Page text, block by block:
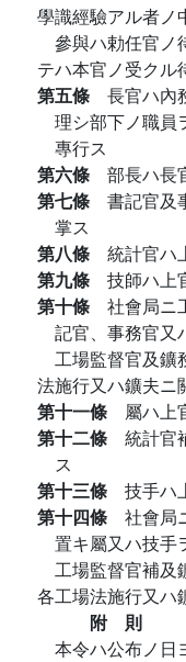
學識經驗アル者ノ
參與ハ勅任官ノ
テハ本官ノ受クル
第五條 長官ハ內
理シ部下ノ職員
專行ス
第六條 部長ハ長
第七條 書記官及
掌ス
第八條 統計官ハ
第九條 技師ハ上
第十條 社會局ニ
記官、事務官又
工場監督官及鑛
法施行又ハ鑛夫ニ
第十一條 屬ハ上
第十二條 統計官
ス
第十三條 技手ハ
第十四條 社會局
置キ屬又ハ技手
工場監督官補及
各工場法施行又ハ
附 則
本令ハ公布ノ日